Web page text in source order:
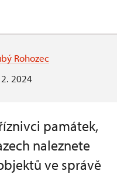
Rohozec
2024
památek,
naleznete
ve správě